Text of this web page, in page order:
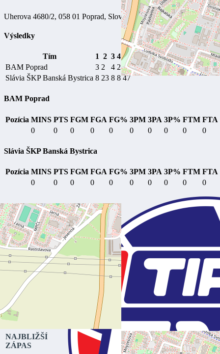
Uherova 4680/2, 058 01 Poprad, Slovensko
Výsledky
Tím 1 2 3 4 V
BAM Poprad
3 2 4 2 11
Slávia ŠKP Banská Bystrica 8 23 8 8 47
BAM Poprad
Pozícia MINS PTS FGM FGA FG% 3PM 3PA 3P% FTM FTA
0
0 0 0 0 0 0 0 0 0
Slávia ŠKP Banská Bystrica
Pozícia MINS PTS FGM FGA FG% 3PM 3PA 3P% FTM FTA
0
0 0 0 0 0 0 0 0 0
NAJBLIŽŠÍ
ZÁPAS